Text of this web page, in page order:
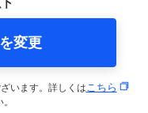
変更
います。詳しくはこちら